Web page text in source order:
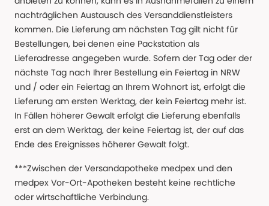
nachträglichen Austausch des Versanddienstleisters
kommen. Die Lieferung am nächsten Tag gilt nicht für
Bestellungen, bei denen eine Packstation als
Lieferadresse angegeben wurde. Sofern der Tag oder der
nächste Tag nach Ihrer Bestellung ein Feiertag in NRW
und / oder ein Feiertag an Ihrem Wohnort ist, erfolgt die
Lieferung am ersten Werktag, der kein Feiertag mehr ist.
In Fällen höherer Gewalt erfolgt die Lieferung ebenfalls
erst an dem Werktag, der keine Feiertag ist, der auf das
Ende des Ereignisses höherer Gewalt folgt.
***Zwischen der Versandapotheke medpex und den
medpex Vor-Ort-Apotheken besteht keine rechtliche
oder wirtschaftliche Verbindung.